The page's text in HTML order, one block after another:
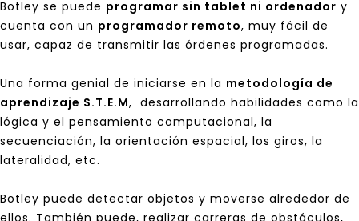
Botley se puede programar sin tablet ni ordenador y
cuenta con un programador remoto, muy fácil de
usar, capaz de transmitir las órdenes programadas.
Una forma genial de iniciarse en la metodología de
aprendizaje S.T.E.M, desarrollando habilidades como la
lógica y el pensamiento computacional, la
secuenciación, la orientación espacial, los giros, la
lateralidad, etc.
Botley puede detectar objetos y moverse alrededor de
ellos. También puede, realizar carreras de obstáculos,